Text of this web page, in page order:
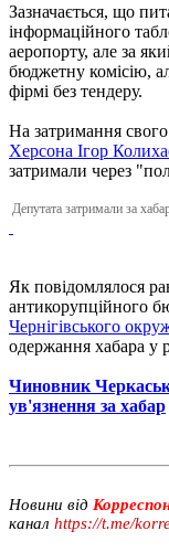
Зазначається, що
інформаційного
аеропорту, але за
бюджетну комісію,
фірмі без тендеру.
На затримання
Херсона Ігор
затримали через
Депутата затримали за
Як повідомлялося
антикорупційного
Чернігівського
одержання хабара у
Чиновник
ув'язнення за хабар
Новини від
канал https://t.me/